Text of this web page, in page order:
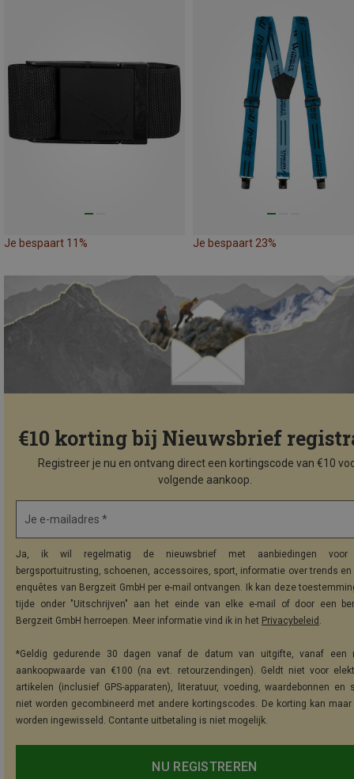
Je bespaart 11% Je bespaart 23%
€10 korting bij Nieuwsbrief
Registreer je nu en ontvang direct een kortingscode van €10
volgende aankoop.
Je e-mailadres *
Ja, ik wil regelmatig de nieuwsbrief met aanbiedingen voor
bergsportuitrusting, schoenen, accessoires, sport, informatie over trends
enquêtes van Bergzeit GmbH per e-mail ontvangen. Ik kan deze
tijde onder "Uitschrijven" aan het einde van elke e-mail of door een
Bergzeit GmbH herroepen. Meer informatie vind ik in het Privacybeleid .
*Geldig gedurende 30 dagen vanaf de datum van uitgifte, vanaf een
aankoopwaarde van €100 (na evt. retourzendingen). Geldt niet voor
artikelen (inclusief GPS-apparaten), literatuur, voeding, waardebonnen en
niet worden gecombineerd met andere kortingscodes. De korting kan maar
worden ingewisseld. Contante uitbetaling is niet mogelijk.
NU REGISTREREN